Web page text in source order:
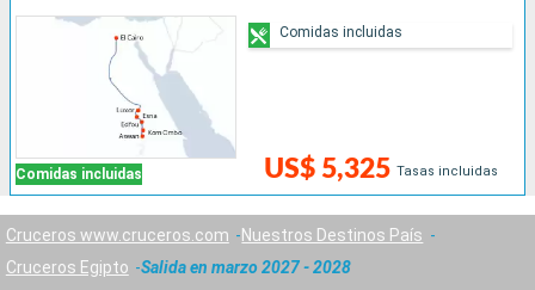
Comidas incluidas US$ 5,325 Tasas incluidas
Comidas incluidas
Cruceros www.cruceros.com
Nuestros Destinos País
Cruceros Egipto
Salida en marzo 2027 - 2028